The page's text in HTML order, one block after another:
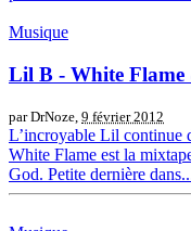
Musique
Lil B - White Flame
par DrNoze, 9 février 2012
L’incroyable Lil continue
White Flame est la
God. Petite dernière